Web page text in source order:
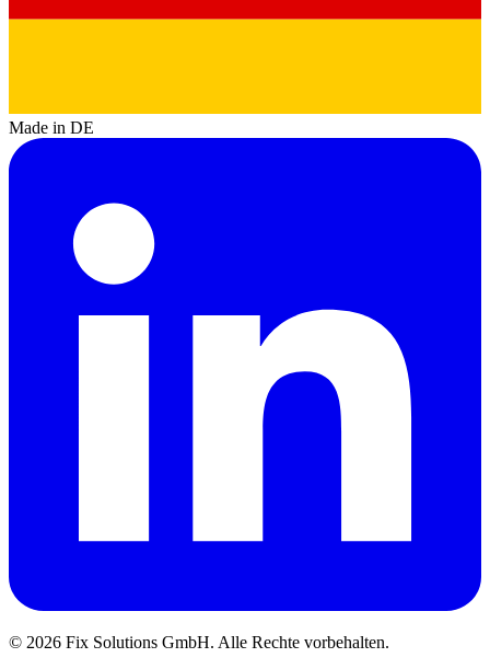
Made in DE
© 2026 Fix Solutions GmbH. Alle Rechte vorbehalten.